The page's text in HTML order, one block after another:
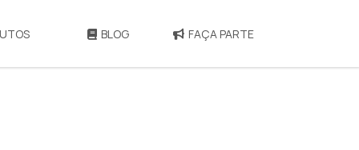
BLOG FAÇA PARTE